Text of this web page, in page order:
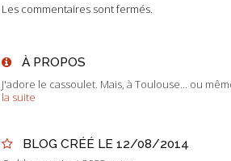
Les commentaires sont fermés.
À PROPOS
J'adore le cassoulet. Mais, à Toulouse... ou
la suite
BLOG CRÉÉ LE 12/08/2014